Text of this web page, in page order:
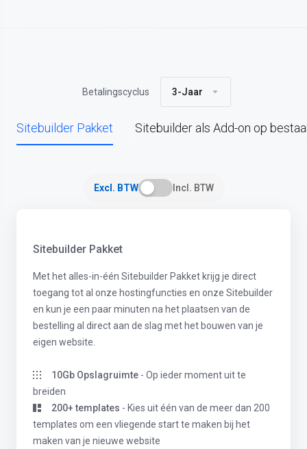
Sitebuilder Pakket Sitebuilder als Add-on op
Betalingscyclus 3-Jaar
Excl. BTW Incl. BTW
Sitebuilder Pakket
Met het alles-in-één Sitebuilder Pakket krijg je direct
toegang tot al onze hostingfuncties en onze Sitebuilder
en kun je een paar minuten na het plaatsen van de
bestelling al direct aan de slag met het bouwen van je
eigen website.
10Gb Opslagruimte - Op ieder moment uit te
breiden
200+ templates - Kies uit één van de meer dan 200
templates om een vliegende start te maken bij het
maken van je nieuwe website